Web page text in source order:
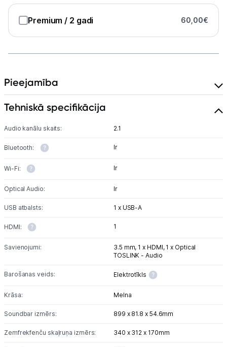
Premium / 2 gadi 60,00€
Pieejamība
Tehniskā specifikācija
Audio kanālu skaits: 2.1
Bluetooth: Ir
Wi-Fi: Ir
Optical Audio: Ir
USB atbalsts: 1 x USB-A
HDMI: 1
Savienojumi: 3.5 mm, 1 x HDMI, 1 x Optical
TOSLINK - Audio
Barošanas veids: Elektrotīkls
Krāsa: Melna
Soundbar izmērs: 899 x 81.8 x 54.6mm
Zemfrekfenču skaļruņa izmērs: 340 x 312 x 170mm